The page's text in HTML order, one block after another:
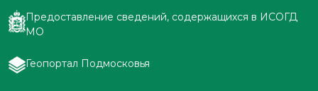
Предоставление сведений, содержащихся в ИСОГД
МО
Геопортал Подмосковья